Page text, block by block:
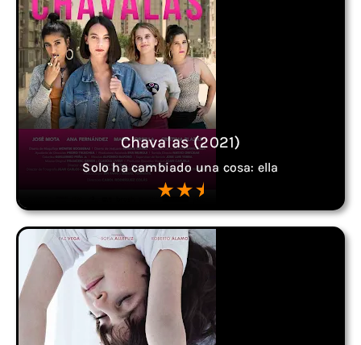
Chavalas (2021)
Solo ha cambiado una cosa: ella